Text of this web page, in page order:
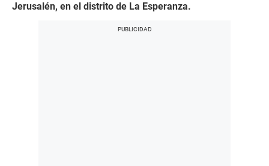
Jerusalén, en el distrito de La Esperanza.